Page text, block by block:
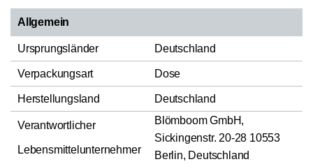
Allgemein
Ursprungsländer Deutschland
Verpackungsart Dose
Herstellungsland Deutschland
Verantwortlicher
Lebensmittelunternehmer
Blömboom GmbH,
Sickingenstr. 20-28 10553
Berlin, Deutschland